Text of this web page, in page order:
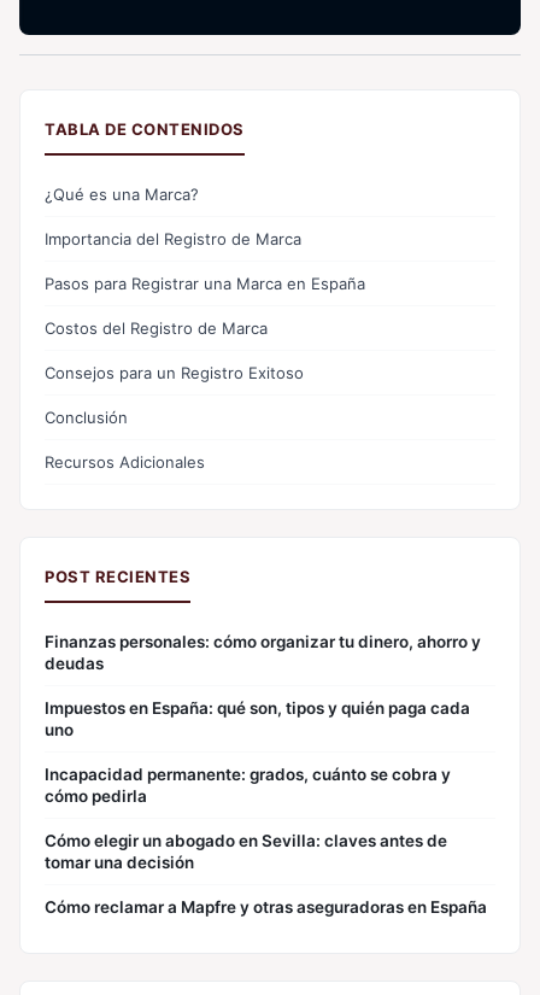
TABLA DE CONTENIDOS
¿Qué es una Marca?
Importancia del Registro de Marca
Pasos para Registrar una Marca en España
Costos del Registro de Marca
Consejos para un Registro Exitoso
Conclusión
Recursos Adicionales
POST RECIENTES
Finanzas personales: cómo organizar tu dinero, ahorro y
deudas
Impuestos en España: qué son, tipos y quién paga cada
uno
Incapacidad permanente: grados, cuánto se cobra y
cómo pedirla
Cómo elegir un abogado en Sevilla: claves antes de
tomar una decisión
Cómo reclamar a Mapfre y otras aseguradoras en España